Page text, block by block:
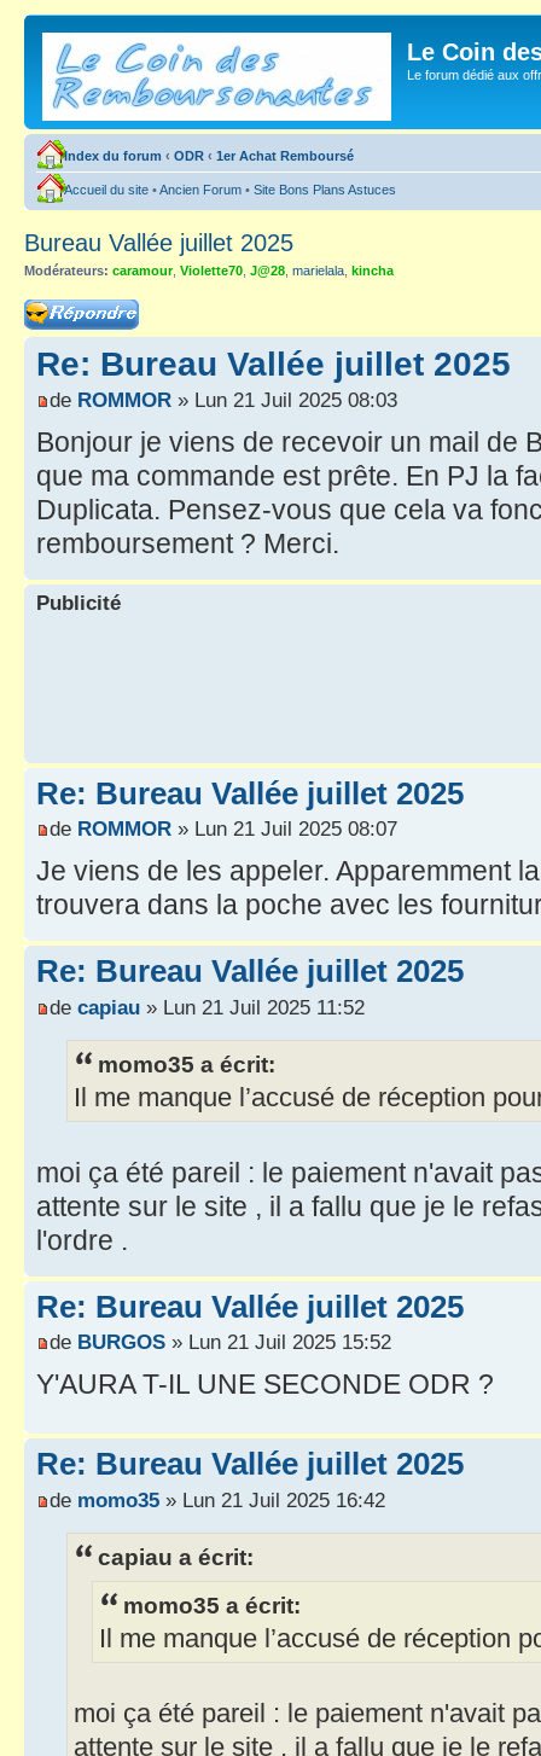
Le Coin
Le forum dédié aux
Index du forum ‹ ODR ‹ 1er Achat Remboursé
Accueil du site •Ancien Forum • Site Bons Plans Astuces
Bureau Vallée juillet 2025
Modérateurs: caramour, Violette70 J@28 marielala kincha
Répondre
Re: Bureau Vallée juillet 2025
de ROMMOR » Lun 21 Juil 2025 08:03
Bonjour je viens de recevoir un mail de
que ma commande est prête. En PJ la
Duplicata. Pensez-vous que cela va
remboursement ? Merci.
Publicité
Re: Bureau Vallée juillet 2025
de ROMMOR » Lun 21 Juil 2025 08:07
Je viens de les appeler. Apparemment
trouvera dans la poche avec les
Re: Bureau Vallée juillet 2025
de capiau » Lun 21 Juil 2025 11:52
momo35 a écrit:
Il me manque l’accusé de réception
moi ça été pareil : le paiement n'avait
attente sur le site , il a fallu que je le
l'ordre .
Re: Bureau Vallée juillet 2025
de BURGOS » Lun 21 Juil 2025 15:52
Y'AURA T-IL UNE SECONDE ODR ?
Re: Bureau Vallée juillet 2025
de momo35 » Lun 21 Juil 2025 16:42
capiau a écrit:
momo35 a écrit:
Il me manque l’accusé de réception
moi ça été pareil : le paiement n'avait
attente sur le site , il a fallu que je le